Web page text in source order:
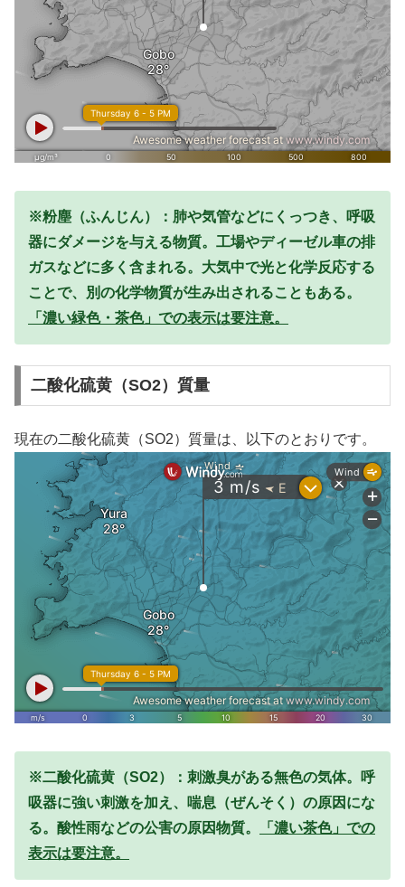
※粉塵（ふんじん）：肺や気管などにくっつき、呼吸
器にダメージを与える物質。工場やディーゼル車の排
ガスなどに多く含まれる。大気中で光と化学反応する
ことで、別の化学物質が生み出されることもある。
「濃い緑色・茶色」での表示は要注意。
二酸化硫黄（SO2）質量
現在の二酸化硫黄（SO2）質量は、以下のとおりです。
※二酸化硫黄（SO2）：刺激臭がある無色の気体。呼
吸器に強い刺激を加え、喘息（ぜんそく）の原因にな
る。酸性雨などの公害の原因物質。
「濃い茶色」での
表示は要注意。